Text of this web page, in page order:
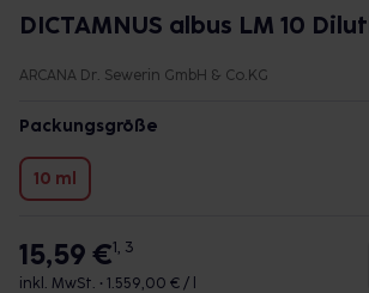
DICTAMNUS albus LM 10
ARCANA Dr. Sewerin GmbH & Co.KG
Packungsgröße
10 ml
15,59 €1, 3
inkl. MwSt. • 1.559,00 € / l